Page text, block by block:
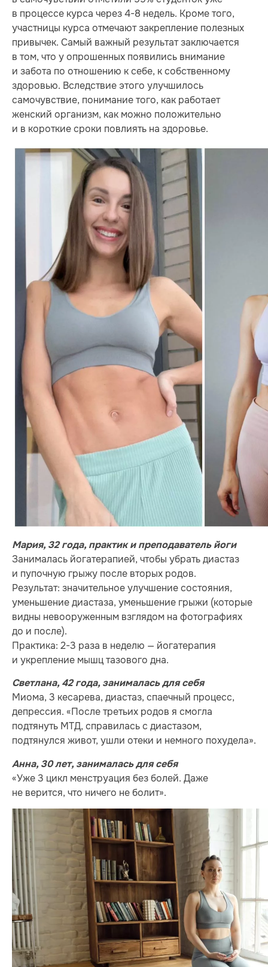
в процессе курса через 4-8 недель. Кроме того,
участницы курса отмечают закрепление полезных
привычек. Самый важный результат заключается
в том, что у опрошенных появились внимание
и забота по отношению к себе, к собственному
здоровью. Вследствие этого улучшилось
самочувствие, понимание того, как работает
женский организм, как можно положительно
и в короткие сроки повлиять на здоровье.
Мария, 32 года, практик и преподаватель йоги
Занималась йогатерапией, чтобы убрать диастаз
и пупочную грыжу после вторых родов.
Результат: значительное улучшение состояния,
уменьшение диастаза, уменьшение грыжи (которые
видны невооруженным взглядом на фотографиях
до и после).
Практика: 2-3 раза в неделю — йогатерапия
и укрепление мышц тазового дна.
Светлана, 42 года, занималась для себя
Миома, 3 кесарева, диастаз, спаечный процесс,
депрессия. «После третьих родов я смогла
подтянуть МТД, справилась с диастазом,
подтянулся живот, ушли отеки и немного похудела».
Анна, 30 лет, занималась для себя
«Уже 3 цикл менструация без болей. Даже
не верится, что ничего не болит».